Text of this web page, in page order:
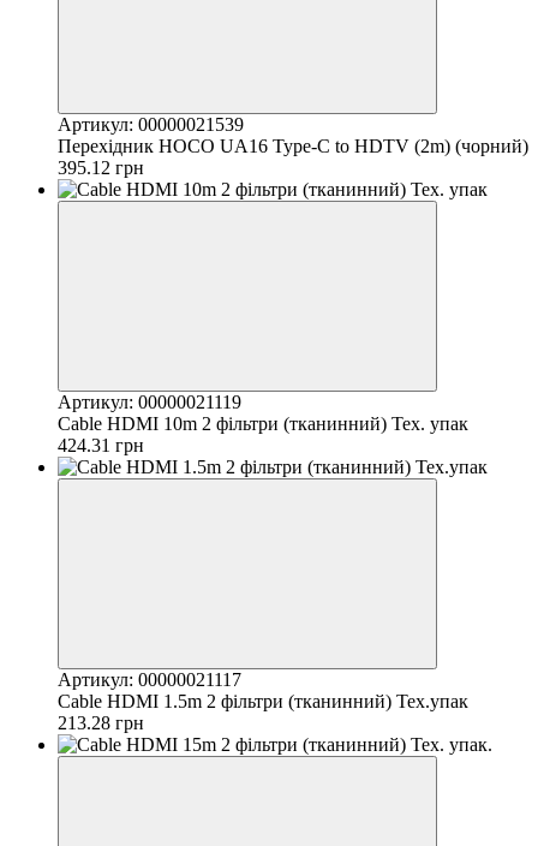
Артикул: 00000021539
Перехідник HOCO UA16 Type-C to HDTV (2m) (чорний)
395.12 грн
Артикул: 00000021119
Cable HDMI 10m 2 фільтри (тканинний) Тех. упак
424.31 грн
Артикул: 00000021117
Cable HDMI 1.5m 2 фільтри (тканинний) Тех.упак
213.28 грн